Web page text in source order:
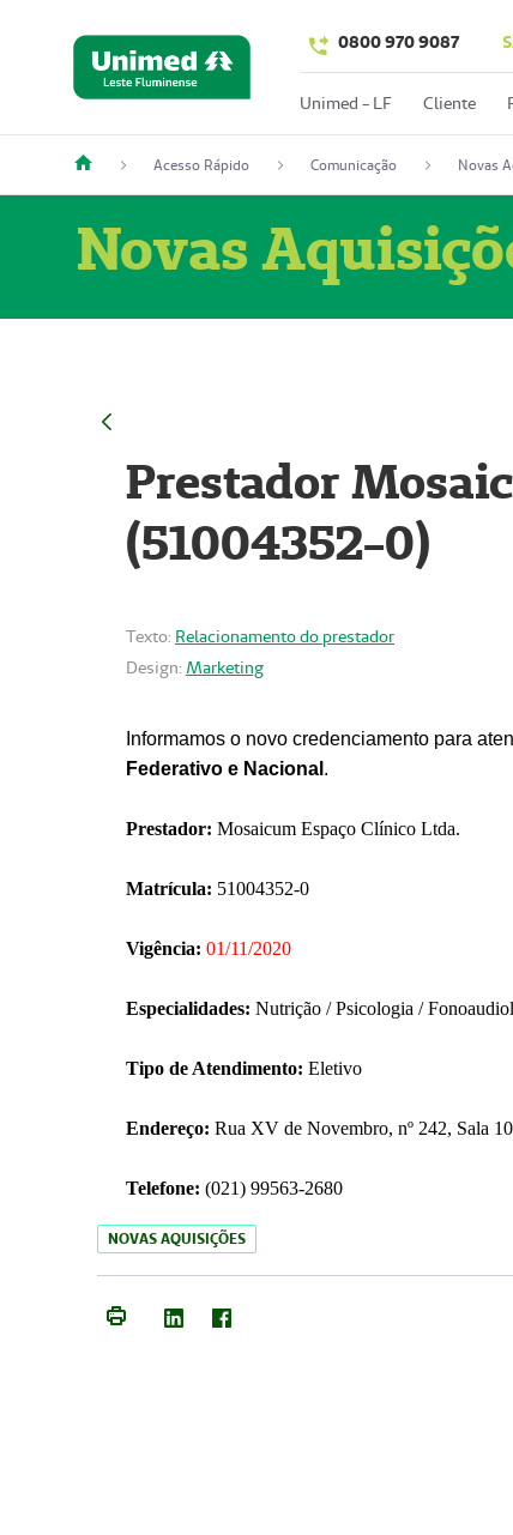
0800 970 9087
Unimed - LF Cliente
Acesso Rápido Comunicação Novas
Novas
Prestador
(51004352-0)
Texto: Relacionamento do prestador
Design: Marketing
Informamos o novo credenciamento para
Federativo e Nacional .
Prestador: Mosaicum Espaço Clínico Ltda.
Matrícula: 51004352-0
Vigência: 01/11/2020
Especialidades: Nutrição / Psicologia /
Tipo de Atendimento: Eletivo
Endereço: Rua XV de Novembro, nº 242, Sala
Telefone: (021) 99563-2680
NOVAS AQUISIÇÕES